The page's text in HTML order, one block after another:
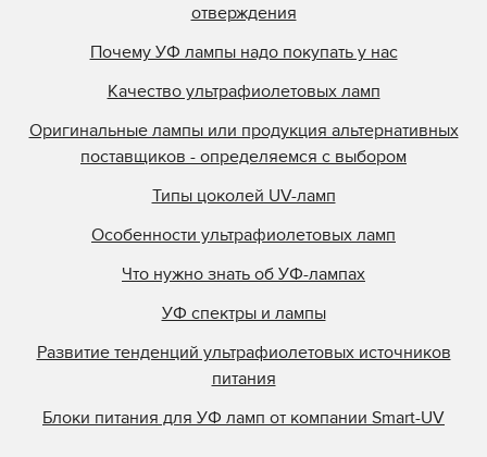
отверждения
Почему УФ лампы надо покупать у нас
Качество ультрафиолетовых ламп
Оригинальные лампы или продукция альтернативных
поставщиков - определяемся с выбором
Типы цоколей UV-ламп
Особенности ультрафиолетовых ламп
Что нужно знать об УФ-лампах
УФ спектры и лампы
Развитие тенденций ультрафиолетовых источников
питания
Блоки питания для УФ ламп от компании Smart-UV